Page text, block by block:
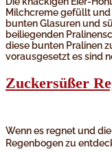
Milchcreme gefüllt
bunten Glasuren und
beiliegenden
diese bunten Pralinen
vorausgesetzt es sind
Zuckersüßer
Wenn es regnet und
Regenbogen zu